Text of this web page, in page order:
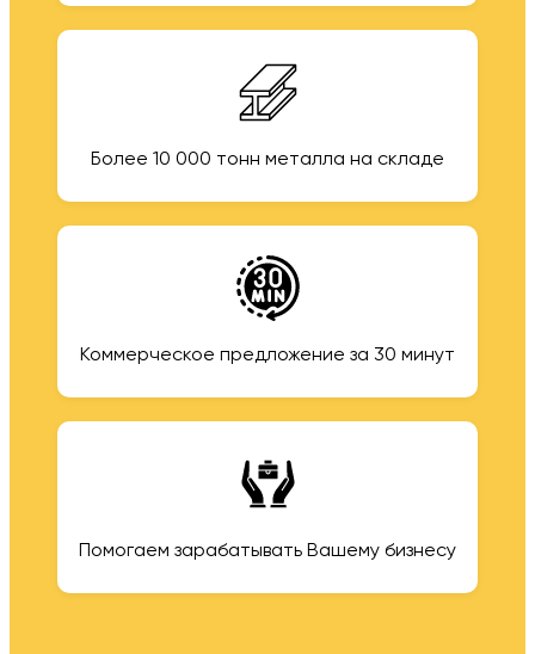
Более 10 000 тонн металла на складе
Коммерческое предложение за 30 минут
Помогаем зарабатывать Вашему бизнесу